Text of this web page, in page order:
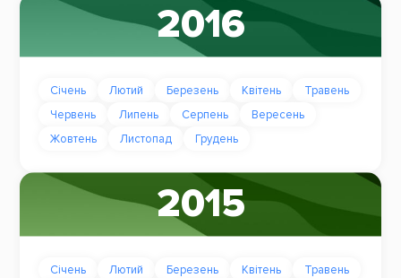
2016
Січень Лютий Березень Квітень
Травень
Червень
Липень Серпень
Вересень
Жовтень
Листопад Грудень
2015
Січень Лютий Березень Квітень
Травень